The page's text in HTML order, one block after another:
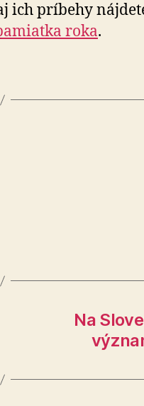
ich príbehy
roka.
Na